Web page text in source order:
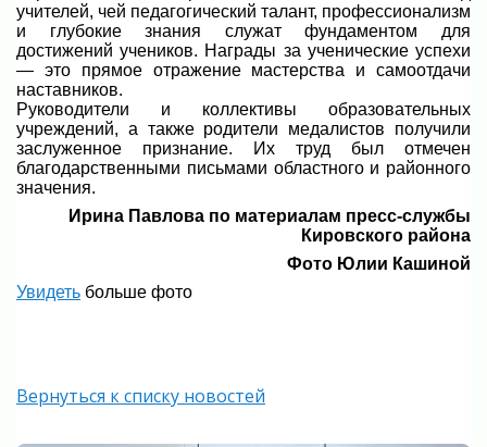
учителей, чей педагогический талант, профессионализм
и глубокие знания служат фундаментом для
достижений учеников. Награды за ученические успехи
— это прямое отражение мастерства и самоотдачи
наставников.
Руководители и коллективы образовательных
учреждений, а также родители медалистов получили
заслуженное признание. Их труд был отмечен
благодарственными письмами областного и районного
значения.
Ирина Павлова по материалам пресс-службы
Кировского района
Фото Юлии Кашиной
Увидеть больше фото
Вернуться к списку новостей